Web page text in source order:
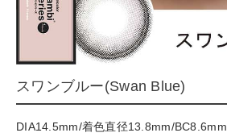
スワンブルー(Swan Blue)
DIA14.5mm/着色直径13.8mm/BC8.6mm